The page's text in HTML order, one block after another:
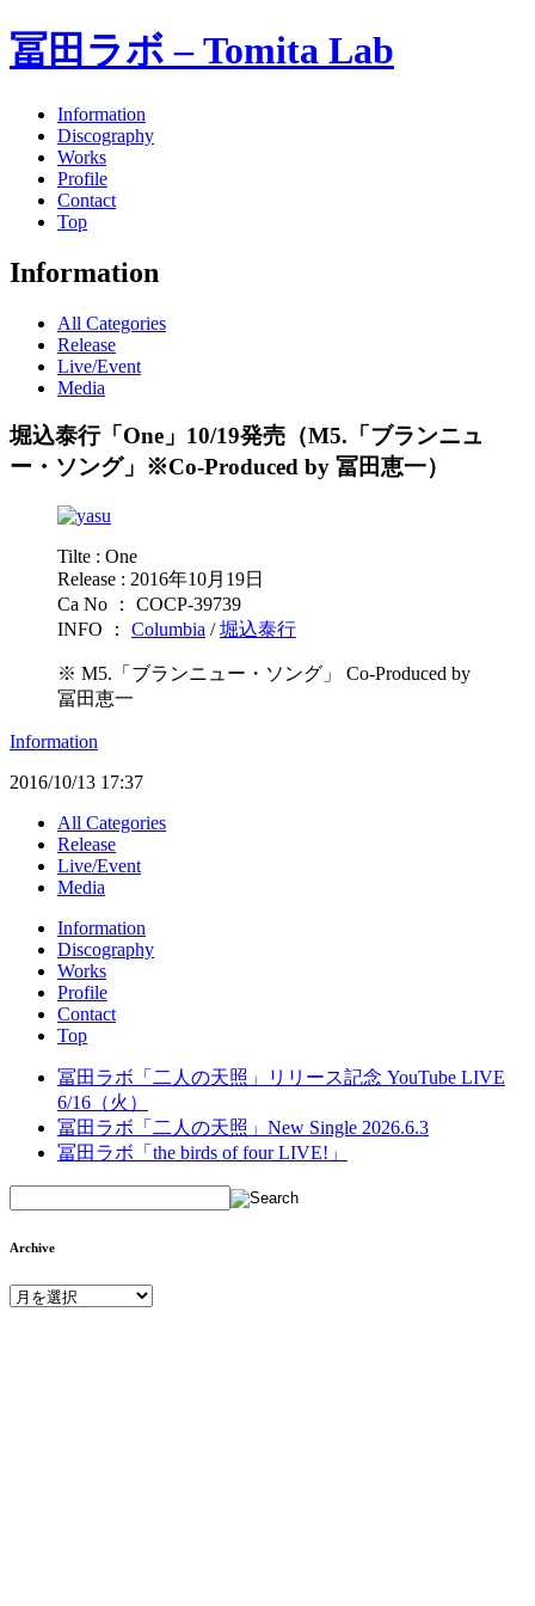
冨田ラボ – Tomita Lab
Information
Discography
Works
Profile
Contact
Top
Information
All Categories
Release
Live/Event
Media
堀込泰行「One」10/19発売（M5.「ブランニュ
ー・ソング」※Co-Produced by 冨田恵一）
Tilte : One
Release : 2016年10月19日
Ca No ： COCP-39739
INFO ： Columbia /堀込泰行
※ M5.「ブランニュー・ソング」 Co-Produced by
冨田恵一
Information
2016/10/13 17:37
All Categories
Release
Live/Event
Media
Information
Discography
Works
Profile
Contact
Top
冨田ラボ「二人の天照」リリース記念 YouTube LIVE
6/16（火）
冨田ラボ「二人の天照」New Single 2026.6.3
冨田ラボ「the birds of four LIVE!」
Archive